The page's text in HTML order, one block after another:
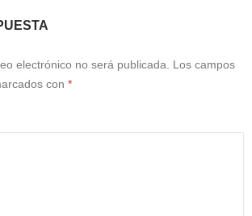
electrónico no será publicada.
Los campos
con *